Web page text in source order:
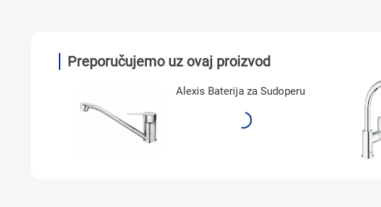
Preporučujemo uz ovaj proizvod
Alexis Baterija za Sudoperu